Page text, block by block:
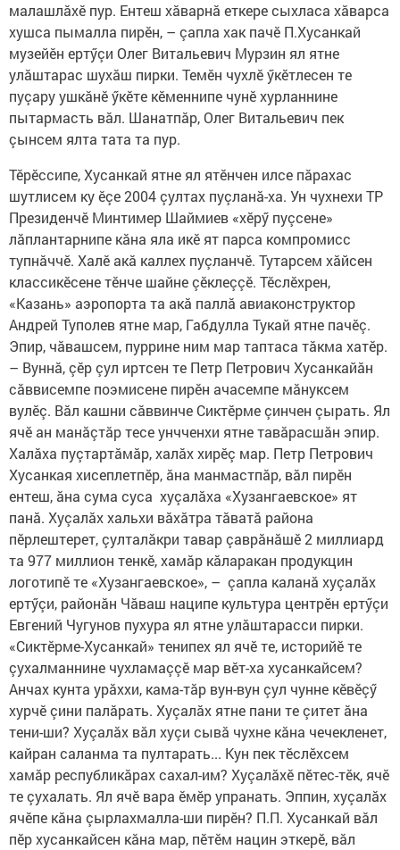
малашлăхӗ пур. Ентеш хăварнă еткере сыхласа хăварса
хушса пымалла пирӗн, – çапла хак пачӗ П.Хусанкай
музейӗн ертӳçи Олег Витальевич Мурзин ял ятне
улăштарас шухăш пирки. Темӗн чухлӗ ӳкӗтлесен те
пуçару ушкăнӗ ӳкӗте кӗменнипе чунӗ хурланнине
пытармасть вăл. Шанатпăр, Олег Витальевич пек
çынсем ялта тата та пур.
Тӗрӗссипе, Хусанкай ятне ял ятӗнчен илсе пăрахас
шутлисем ку ӗçе 2004 çултах пуçланă-ха. Ун чухнехи ТР
Президенчӗ Минтимер Шаймиев «хӗрӳ пуçсене»
лăплантарнипе кăна яла икӗ ят парса компромисс
тупнăччӗ. Халӗ акă каллех пуçланчӗ. Тутарсем хăйсен
классикӗсене тӗнче шайне çӗклеççӗ. Тӗслӗхрен,
«Казань» аэропорта та акă паллă авиаконструктор
Андрей Туполев ятне мар, Габдулла Тукай ятне пачӗç.
Эпир, чăвашсем, пуррине ним мар таптаса тăкма хатӗр.
– Вуннă, çӗр çул иртсен те Петр Петрович Хусанкайăн
сăввисемпе поэмисене пирӗн ачасемпе мăнуксем
вулӗç. Вăл кашни сăввинче Сиктӗрме çинчен çырать. Ял
ячӗ ан манăçтăр тесе унчченхи ятне тавăрасшăн эпир.
Халăха пуçтартăмăр, халăх хирӗç мар. Петр Петрович
Хусанкая хисеплетпӗр, ăна манмастпăр, вăл пирӗн
ентеш, ăна сума суса хуçалăха «Хузангаевское» ят
панă. Хуçалăх хальхи вăхăтра тăватă района
пӗрлештерет, çулталăкри тавар çаврăнăшӗ 2 миллиард
та 977 миллион тенкӗ, хамăр кăларакан продукцин
логотипӗ те «Хузангаевское», – çапла каланă хуçалăх
ертӳçи, районăн Чăваш наципе культура центрӗн ертӳçи
Евгений Чугунов пухура ял ятне улăштарасси пирки.
«Сиктӗрме-Хусанкай» тенипех ял ячӗ те, историйӗ те
çухалманнине чухламаççӗ мар вӗт-ха хусанкайсем?
Анчах кунта урăххи, кама-тăр вун-вун çул чунне кӗвӗçӳ
хурчӗ çини палăрать. Хуçалăх ятне пани те çитет ăна
тени-ши? Хуçалăх вăл хуçи сывă чухне кăна чечекленет,
кайран саланма та пултарать... Кун пек тӗслӗхсем
хамăр республикăрах сахал-им? Хуçалăхӗ пӗтес-тӗк, ячӗ
те çухалать. Ял ячӗ вара ӗмӗр упранать. Эппин, хуçалăх
ячӗпе кăна çырлахмалла-ши пирӗн? П.П. Хусанкай вăл
пӗр хусанкайсен кăна мар, пӗтӗм нацин эткерӗ, вăл